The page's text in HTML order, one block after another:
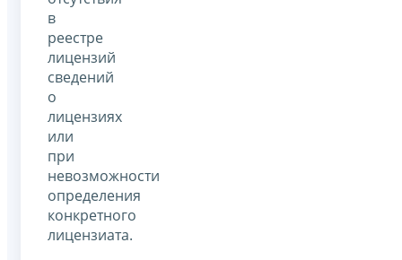
в
реестре
лицензий
сведений
о
лицензиях
или
при
невозможности
определения
конкретного
лицензиата.